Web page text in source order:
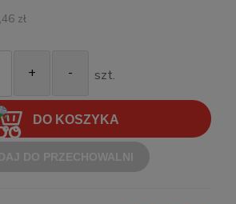
zł
+ - szt.
DO KOSZYKA